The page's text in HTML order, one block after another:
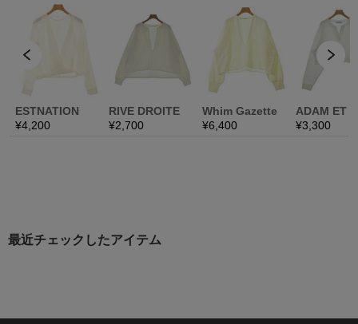
最近チェックしたアイテム